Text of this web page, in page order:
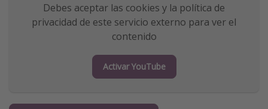
Debes aceptar las cookies y la política de
privacidad de este servicio externo para ver el
contenido
Activar YouTube